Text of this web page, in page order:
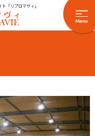
「リプロマヴィ」